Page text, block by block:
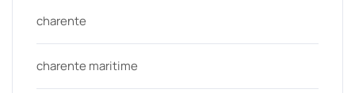
charente
charente maritime